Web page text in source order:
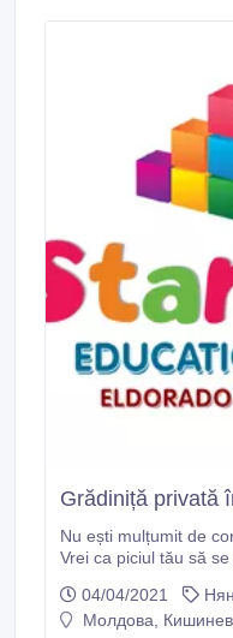
Grădiniță privată
Nu ești mulțumit de
Vrei ca piciul tău să
timpul să alegi o
de calitate, aici copiii beneficiază de un program divers
04/04/2021
Молдова, Кишинев